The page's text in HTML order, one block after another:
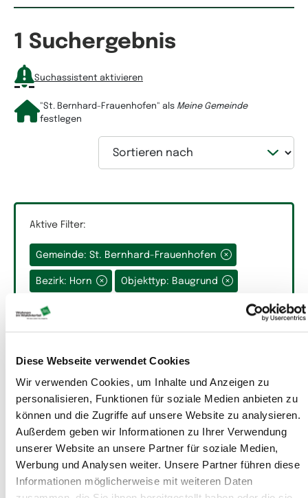
Diese Webseite verwendet Cookies
Wir verwenden Cookies, um Inhalte und Anzeigen zu
personalisieren, Funktionen für soziale Medien anbieten zu
können und die Zugriffe auf unsere Website zu analysieren.
Außerdem geben wir Informationen zu Ihrer Verwendung
unserer Website an unsere Partner für soziale Medien,
Werbung und Analysen weiter. Unsere Partner führen diese
Informationen möglicherweise mit weiteren Daten
Grundfläche
Auswahlfeld Räume.
1 Suchergebnis
Suchassistent aktivieren
"St. Bernhard-Frauenhofen" als Meine Gemeinde
festlegen
Sortieren nach
Aktive Filter:
Gemeinde: St. Bernhard-Frauenhofen
Bezirk: Horn Objekttyp: Baugrund
Alle Filter entfernen